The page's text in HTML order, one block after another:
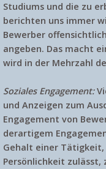
Studiums und die zu
berichten uns immer
Bewerber
angeben. Das macht
wird in der Mehrzahl
Soziales Engagement:
und Anzeigen zum
Engagement von
derartigem
Gehalt einer Tätigkeit,
Persönlichkeit zulässt,